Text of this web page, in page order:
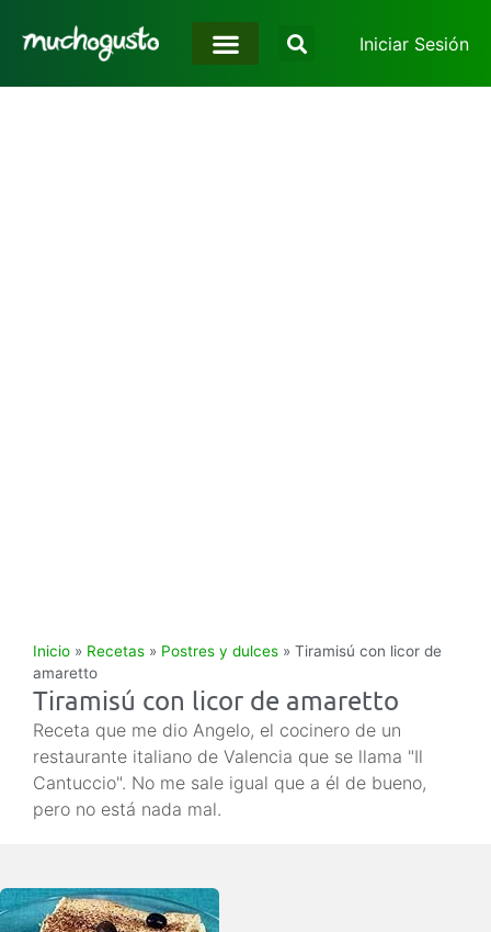
Iniciar Sesión
Inicio » Recetas » Postres y dulces » Tiramisú con licor de
amaretto
Tiramisú con licor de amaretto
Receta que me dio Angelo, el cocinero de un
restaurante italiano de Valencia que se llama "Il
Cantuccio". No me sale igual que a él de bueno,
pero no está nada mal.